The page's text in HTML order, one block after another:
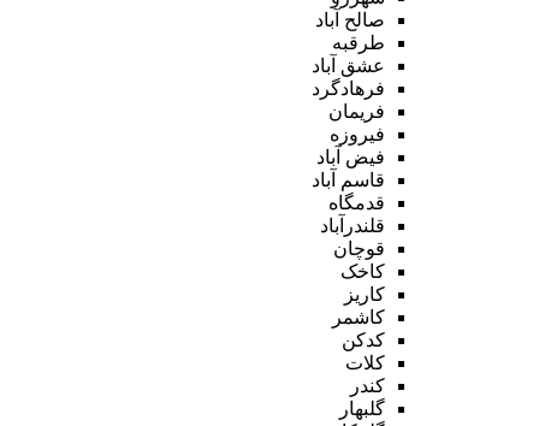
صالح آباد
طرقبه
عشق آباد
فرهادگرد
فریمان
فیروزه
فیض آباد
قاسم آباد
قدمگاه
قلندرآباد
قوچان
کاخک
کاریز
کاشمر
کدکن
کلات
کندر
گلبهار